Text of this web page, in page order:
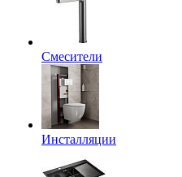
Смесители
Инсталляции